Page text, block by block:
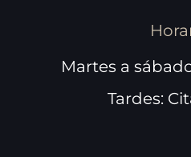
Martes a
Tardes: